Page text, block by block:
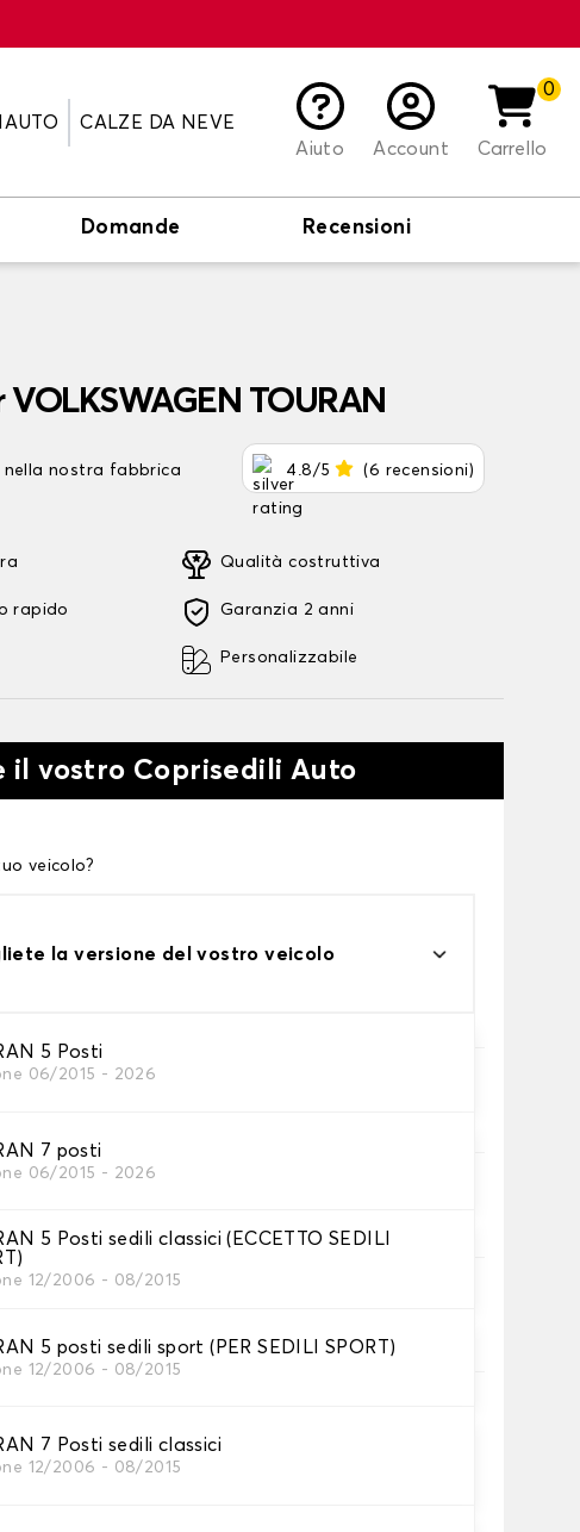
CALZE DA NEVE
Aiuto
Account
0
Carrello
Domande Recensioni
TOURAN
nostra fabbrica 4.8/5 (6 recensioni)
rapido
Qualità costruttiva
Garanzia 2 anni
Personalizzabile
il vostro Coprisedili Auto
veicolo?
la versione del vostro veicolo
5 Posti
06/2015 - 2026
7 posti
06/2015 - 2026
5 Posti sedili classici (ECCETTO SEDILI
12/2006 - 08/2015
5 posti sedili sport (PER SEDILI SPORT)
12/2006 - 08/2015
7 Posti sedili classici
12/2006 - 08/2015
le vostre coperture.
coprisedili.
con testo e/o icona